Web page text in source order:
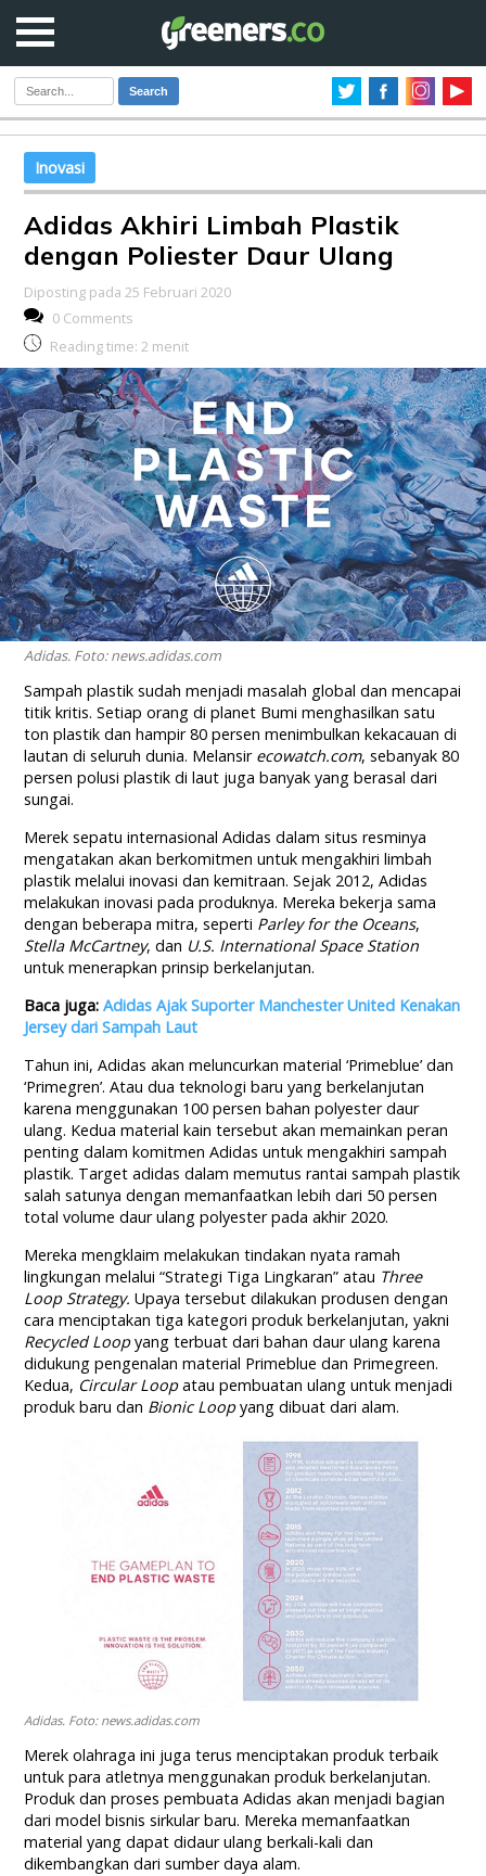
Search
Inovasi
Adidas Akhiri Limbah Plastik
dengan Poliester Daur Ulang
Diposting pada 25 Februari 2020
0 Comments
Reading time: 2 menit
Adidas. Foto: news.adidas.com
Sampah plastik sudah menjadi masalah global dan mencapai
titik kritis. Setiap orang di planet Bumi menghasilkan satu
ton plastik dan hampir 80 persen menimbulkan kekacauan di
lautan di seluruh dunia. Melansir ecowatch.com, sebanyak 80
persen polusi plastik di laut juga banyak yang berasal dari
sungai.
Merek sepatu internasional Adidas dalam situs resminya
mengatakan akan berkomitmen untuk mengakhiri limbah
plastik melalui inovasi dan kemitraan. Sejak 2012, Adidas
melakukan inovasi pada produknya. Mereka bekerja sama
dengan beberapa mitra, seperti Parley for the Oceans,
Stella McCartney, dan U.S. International Space Station
untuk menerapkan prinsip berkelanjutan.
Baca juga:Adidas Ajak Suporter Manchester United Kenakan
Jersey dari Sampah Laut
Tahun ini, Adidas akan meluncurkan material ‘Primeblue’ dan
‘Primegren’. Atau dua teknologi baru yang berkelanjutan
karena menggunakan 100 persen bahan polyester daur
ulang. Kedua material kain tersebut akan memainkan peran
penting dalam komitmen Adidas untuk mengakhiri sampah
plastik. Target adidas dalam memutus rantai sampah plastik
salah satunya dengan memanfaatkan lebih dari 50 persen
total volume daur ulang polyester pada akhir 2020.
Mereka mengklaim melakukan tindakan nyata ramah
lingkungan melalui “Strategi Tiga Lingkaran” atau Three
Loop Strategy. Upaya tersebut dilakukan produsen dengan
cara menciptakan tiga kategori produk berkelanjutan, yakni
Recycled Loopyang terbuat dari bahan daur ulang karena
didukung pengenalan material Primeblue dan Primegreen.
Kedua, Circular Loopatau pembuatan ulang untuk menjadi
produk baru dan Bionic Loopyang dibuat dari alam.
Adidas. Foto: news.adidas.com
Merek olahraga ini juga terus menciptakan produk terbaik
untuk para atletnya menggunakan produk berkelanjutan.
Produk dan proses pembuata Adidas akan menjadi bagian
dari model bisnis sirkular baru. Mereka memanfaatkan
material yang dapat didaur ulang berkali-kali dan
dikembangkan dari sumber daya alam.